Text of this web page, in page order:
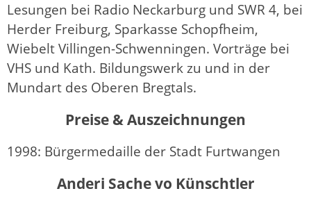
Lesungen bei Radio Neckarburg und SWR 4, bei
Herder Freiburg, Sparkasse Schopfheim,
Wiebelt Villingen-Schwenningen. Vorträge bei
VHS und Kath. Bildungswerk zu und in der
Mundart des Oberen Bregtals.
Preise & Auszeichnungen
1998: Bürgermedaille der Stadt Furtwangen
Anderi Sache vo Künschtler